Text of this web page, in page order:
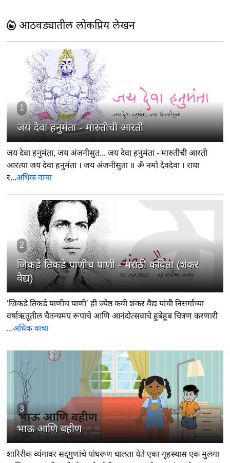
आठवड्यातील लोकप्रिय लेखन
1
जय देवा हनुमंता - मारुतीची आरती
जय देवा हनुमंता, जय अंजनीसुत... जय देवा हनुमंता - मारुतीची आरती
आरत्या जय देवा हनुमंता । जय अंजनीसुता ॥ ॐ नमो देवदेवा । राया
र...अधिक वाचा
2
जिकडे तिकडे पाणीच पाणी - मराठी कविता (शंकर
वैद्य)
‘जिकडे तिकडे पाणीच पाणी’ ही ज्येष्ठ कवी शंकर वैद्य यांची निसर्गाच्या
वर्षाऋतूतील चैतन्यमय रूपाचे आणि आनंदोत्सवाचे हुबेहूब चित्रण करणारी
...अधिक वाचा
3
भाऊ आणि बहीण
शारिरीक व्यंगावर सद्‍गुणांचे पांघरूण घालता येते एका गृहस्थास एक मुलगा